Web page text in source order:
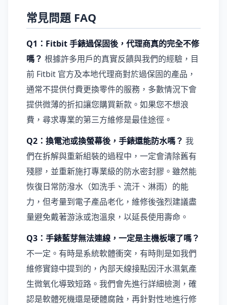
常見問題 FAQ
Q1：Fitbit 手錶過保固後，代理商真的完全不修
嗎？ 根據許多用戶的真實反饋與我們的經驗，目
前 Fitbit 官方及本地代理商對於過保固的產品，
通常不提供付費更換零件的服務，多數情況下會
提供微薄的折扣讓您購買新款。如果您不想浪
費，尋求專業的第三方維修是最佳途徑。
Q2：換電池或換螢幕後，手錶還能防水嗎？ 我
們在拆解與重新組裝的過程中，一定會清除舊有
殘膠，並重新施打專業級的防水密封膠。雖然能
恢復日常防潑水（如洗手、流汗、淋雨）的能
力，但考量到電子產品老化，維修後強烈建議盡
量避免戴著游泳或泡溫泉，以延長使用壽命。
Q3：手錶藍芽無法連線，一定是主機板壞了嗎？
不一定。有時是系統軟體衝突，有時則是如我們
維修實錄中提到的，內部天線接點因汗水濕氣產
生微氧化導致短路。我們會先進行詳細檢測，確
認是軟體死機還是硬體腐蝕，再針對性地進行修